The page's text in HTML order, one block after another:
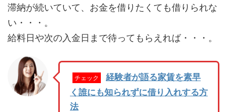
滞納が続いていて、お金を借りたくても借りられな
い・・・。
給料日や次の入金日まで待ってもらえれば・・・。
チェック
経験者が語る家賃を素早
く誰にも知られずに借り入れする方
法